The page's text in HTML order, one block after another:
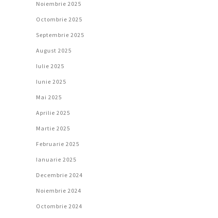
Noiembrie 2025
Octombrie 2025
Septembrie 2025
August 2025
Iulie 2025
Iunie 2025
Mai 2025
Aprilie 2025
Martie 2025
Februarie 2025
Ianuarie 2025
Decembrie 2024
Noiembrie 2024
Octombrie 2024